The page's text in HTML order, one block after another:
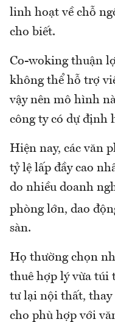
linh hoạt về chỗ
cho biết.
Co-woking thuận
không thể hỗ trợ
vậy nên mô hình
công ty có dự định
Hiện nay, các văn
tỷ lệ lấp đầy cao
do nhiều doanh
phòng lớn, dao
sàn.
Họ thường chọn
thuê hợp lý vừa túi
tư lại nội thất,
cho phù hợp với